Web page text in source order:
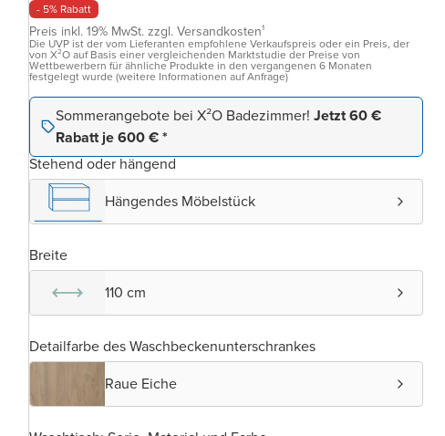
- 5% Rabatt
Preis inkl. 19% MwSt. zzgl. Versandkosten¹
Die UVP ist der vom Lieferanten empfohlene Verkaufspreis oder ein Preis, der
von X²O auf Basis einer vergleichenden Marktstudie der Preise von
Wettbewerbern für ähnliche Produkte in den vergangenen 6 Monaten
festgelegt wurde (weitere Informationen auf Anfrage)
Sommerangebote bei X²O Badezimmer! Jetzt 60 €
Rabatt je 600 € *
Stehend oder hängend
Hängendes Möbelstück
Breite
110 cm
Detailfarbe des Waschbeckenunterschrankes
Raue Eiche